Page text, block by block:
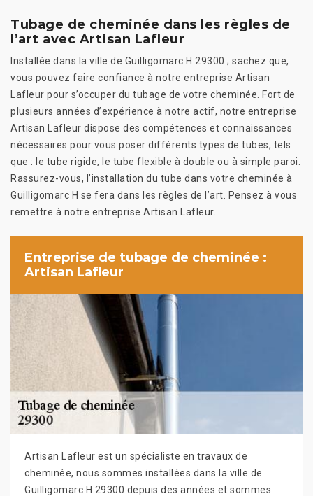
Tubage de cheminée dans les règles de
l’art avec Artisan Lafleur
Installée dans la ville de Guilligomarc H 29300 ; sachez que,
vous pouvez faire confiance à notre entreprise Artisan
Lafleur pour s’occuper du tubage de votre cheminée. Fort de
plusieurs années d’expérience à notre actif, notre entreprise
Artisan Lafleur dispose des compétences et connaissances
nécessaires pour vous poser différents types de tubes, tels
que : le tube rigide, le tube flexible à double ou à simple paroi.
Rassurez-vous, l’installation du tube dans votre cheminée à
Guilligomarc H se fera dans les règles de l’art. Pensez à vous
remettre à notre entreprise Artisan Lafleur.
Entreprise de tubage de cheminée :
Artisan Lafleur
Artisan Lafleur est un spécialiste en travaux de
cheminée, nous sommes installées dans la ville de
Guilligomarc H 29300 depuis des années et sommes